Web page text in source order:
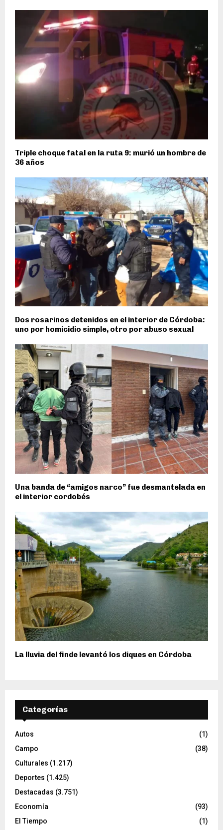
Triple choque fatal en la ruta 9: murió un hombre de
36 años
Dos rosarinos detenidos en el interior de Córdoba:
uno por homicidio simple, otro por abuso sexual
Una banda de “amigos narco” fue desmantelada en
el interior cordobés
La lluvia del finde levantó los diques en Córdoba
Categorías
Autos
(1)
Campo
(38)
Culturales (1.217)
Deportes (1.425)
Destacadas (3.751)
Economía
(93)
El Tiempo
(1)